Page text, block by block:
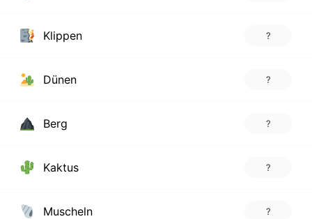
Klippen ?
Dünen ?
Berg ?
Kaktus ?
Muscheln ?